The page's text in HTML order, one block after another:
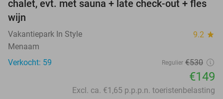
chalet, evt. met sauna + late check-out + fles
wijn
Vakantiepark In Style 9.2 star
Menaam
Verkocht: 59
Regulier €530
€149
Excl. ca. €1,65 p.p.p.n. toeristenbelasting